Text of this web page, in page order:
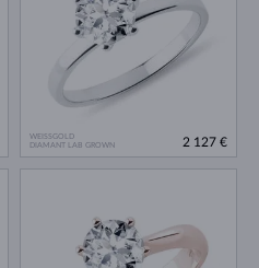
WEISSGOLD
DIAMANT LAB GROWN
2 127 €